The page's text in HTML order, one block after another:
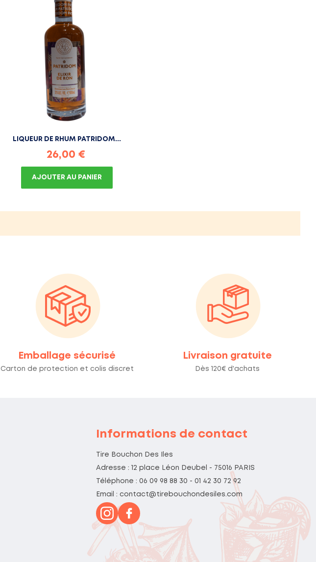
LIQUEUR DE RHUM PATRIDOM...
Prix
26,00 €
AJOUTER AU PANIER
Emballage sécurisé
Carton de protection et colis discret
Livraison gratuite
Dès 120€ d'achats
Informations de contact
Tire Bouchon Des Iles
Adresse : 12 place Léon Deubel - 75016 PARIS
Téléphone : 06 09 98 88 30 - 01 42 30 72 92
Email : contact@tirebouchondesiles.com